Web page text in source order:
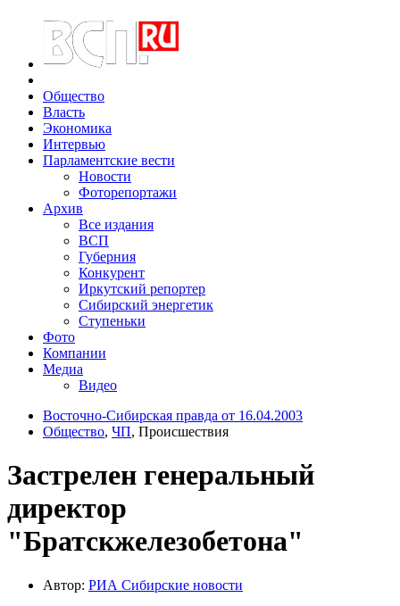
Общество
Власть
Экономика
Интервью
Парламентские вести
Новости
Фоторепортажи
Архив
Все издания
ВСП
Губерния
Конкурент
Иркутский репортер
Сибирский энергетик
Ступеньки
Фото
Компании
Медиа
Видео
Восточно-Сибирская правда от 16.04.2003
Общество, ЧП, Происшествия
Застрелен генеральный
директор
"Братскжелезобетона"
Автор: РИА Cибирские новости